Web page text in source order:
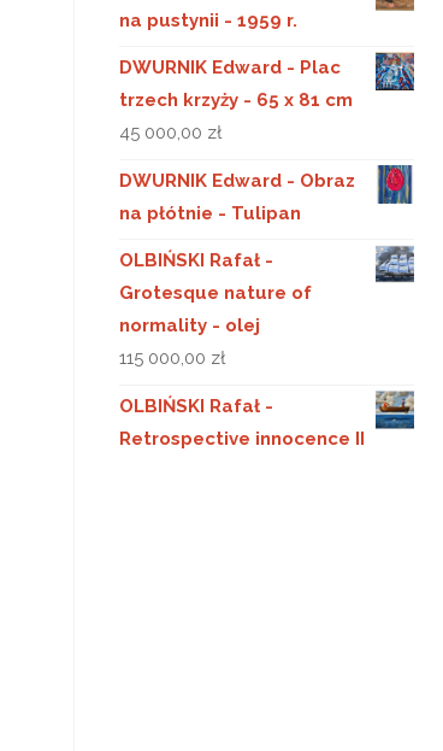
na pustynii - 1959 r.
DWURNIK Edward - Plac
trzech krzyży - 65 x 81 cm
45 000,00 zł
DWURNIK Edward - Obraz
na płótnie - Tulipan
OLBIŃSKI Rafał -
Grotesque nature of
normality - olej
115 000,00 zł
OLBIŃSKI Rafał -
Retrospective innocence II